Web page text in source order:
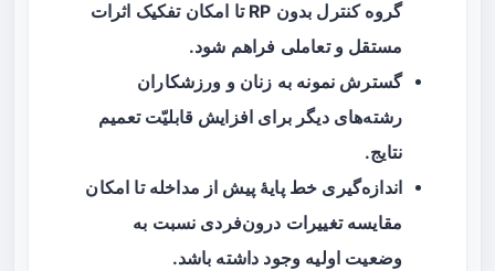
گروه کنترل بدون RP تا امکان تفکیک اثرات
مستقل و تعاملی فراهم شود.
گسترش نمونه به زنان و ورزشکاران
رشته‌های دیگر برای افزایش قابلیّت تعمیم
نتایج.
اندازه‌گیری خط پایهٔ پیش از مداخله تا امکان
مقایسه تغییرات درون‌فردی نسبت به
وضعیت اولیه وجود داشته باشد.